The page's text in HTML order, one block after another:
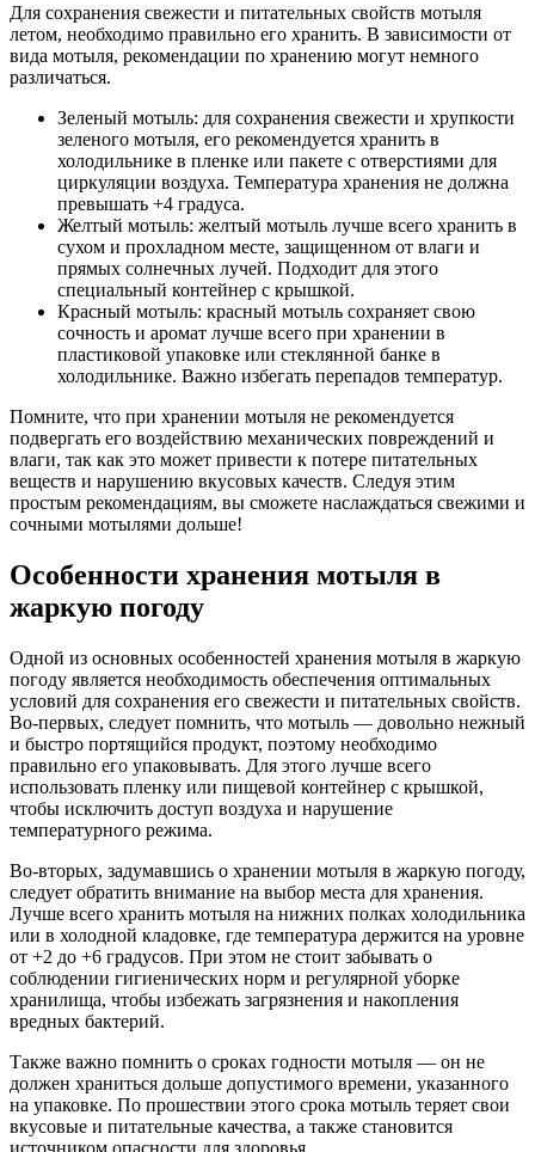
Для сохранения свежести и питательных свойств мотыля
летом, необходимо правильно его хранить. В зависимости от
вида мотыля, рекомендации по хранению могут немного
различаться.
Зеленый мотыль: для сохранения свежести и хрупкости
зеленого мотыля, его рекомендуется хранить в
холодильнике в пленке или пакете с отверстиями для
циркуляции воздуха. Температура хранения не должна
превышать +4 градуса.
Желтый мотыль: желтый мотыль лучше всего хранить в
сухом и прохладном месте, защищенном от влаги и
прямых солнечных лучей. Подходит для этого
специальный контейнер с крышкой.
Красный мотыль: красный мотыль сохраняет свою
сочность и аромат лучше всего при хранении в
пластиковой упаковке или стеклянной банке в
холодильнике. Важно избегать перепадов температур.
Помните, что при хранении мотыля не рекомендуется
подвергать его воздействию механических повреждений и
влаги, так как это может привести к потере питательных
веществ и нарушению вкусовых качеств. Следуя этим
простым рекомендациям, вы сможете наслаждаться свежими и
сочными мотылями дольше!
Особенности хранения мотыля в
жаркую погоду
Одной из основных особенностей хранения мотыля в жаркую
погоду является необходимость обеспечения оптимальных
условий для сохранения его свежести и питательных свойств.
Во-первых, следует помнить, что мотыль — довольно нежный
и быстро портящийся продукт, поэтому необходимо
правильно его упаковывать. Для этого лучше всего
использовать пленку или пищевой контейнер с крышкой,
чтобы исключить доступ воздуха и нарушение
температурного режима.
Во-вторых, задумавшись о хранении мотыля в жаркую погоду,
следует обратить внимание на выбор места для хранения.
Лучше всего хранить мотыля на нижних полках холодильника
или в холодной кладовке, где температура держится на уровне
от +2 до +6 градусов. При этом не стоит забывать о
соблюдении гигиенических норм и регулярной уборке
хранилища, чтобы избежать загрязнения и накопления
вредных бактерий.
Также важно помнить о сроках годности мотыля — он не
должен храниться дольше допустимого времени, указанного
на упаковке. По прошествии этого срока мотыль теряет свои
вкусовые и питательные качества, а также становится
источником опасности для здоровья.